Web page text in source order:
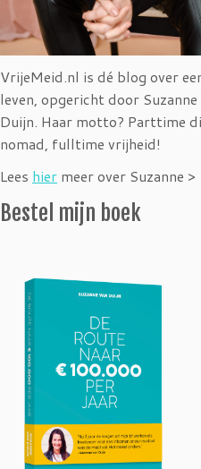
VrijeMeid.nl is dé blog over
leven, opgericht door Suzanne
Duijn. Haar motto? Parttime
nomad, fulltime vrijheid!
Lees hier meer over Suzanne >
Bestel mijn boek